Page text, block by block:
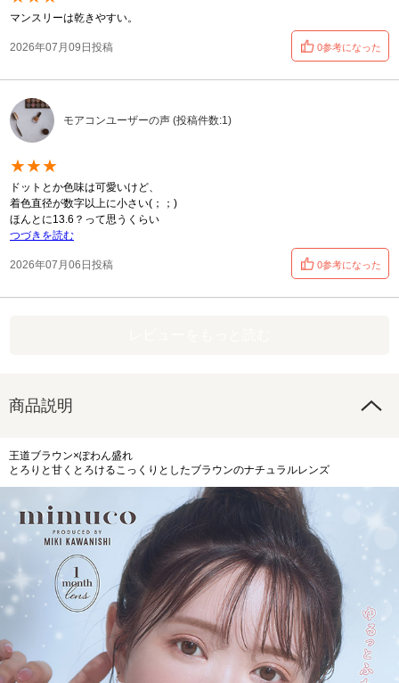
マンスリーは乾きやすい。
2026年07月09日投稿 0参考になった
モアコンユーザーの声 (投稿件数:1)
★★★
ドットとか色味は可愛いけど、
着色直径が数字以上に小さい(；；)
ほんとに13.6？って思うくらい
つづきを読む
2026年07月06日投稿 0参考になった
商品説明
王道ブラウン×ぽわん盛れ
とろりと甘くとろけるこっくりとしたブラウンのナチュラルレンズ